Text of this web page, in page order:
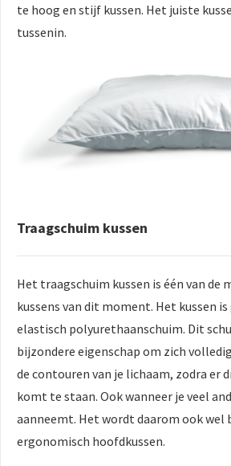
te hoog en stijf kussen. Het juiste
tussenin.
Traagschuim kussen
Het traagschuim kussen is één van de
kussens van dit moment. Het kussen
elastisch polyurethaanschuim. Dit
bijzondere eigenschap om zich
de contouren van je lichaam, zodra er
komt te staan. Ook wanneer je veel
aanneemt. Het wordt daarom ook wel
ergonomisch hoofdkussen.